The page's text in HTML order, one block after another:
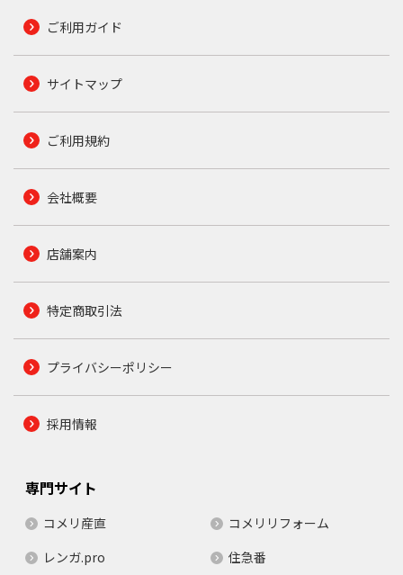
ご利用ガイド
サイトマップ
ご利用規約
会社概要
店舗案内
特定商取引法
プライバシーポリシー
採用情報
専門サイト
コメリ産直
コメリリフォーム
レンガ.pro
住急番